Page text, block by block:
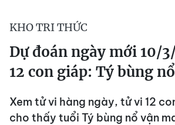
KHO TRI THỨC
Dự đoán ngày mới 10/
12 con giáp: Tý bùng
Xem tử vi hàng ngày, tử vi 12
cho thấy tuổi Tý bùng nổ vận